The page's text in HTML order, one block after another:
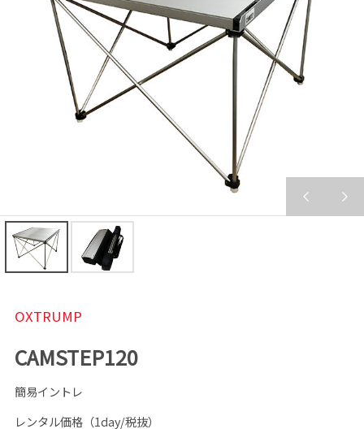
OXTRUMP
CAMSTEP120
簡易イントレ
レンタル価格（1day/税抜）